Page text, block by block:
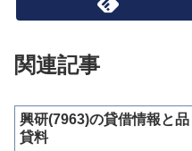
関連記事
興研(7963)の貸借情報と品
貸料